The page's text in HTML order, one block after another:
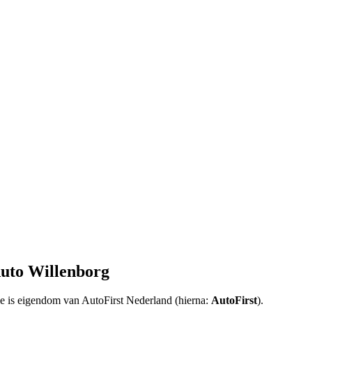
Willenborg
is eigendom van AutoFirst Nederland (hierna: AutoFirst).